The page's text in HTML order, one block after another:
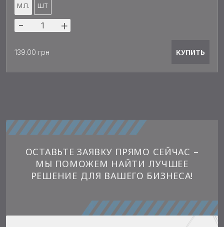
М.П. ШТ
- +
139.00 грн КУПИТЬ
ОСТАВЬТЕ ЗАЯВКУ ПРЯМО СЕЙЧАС –
МЫ ПОМОЖЕМ НАЙТИ ЛУЧШЕЕ
РЕШЕНИЕ ДЛЯ ВАШЕГО БИЗНЕСА!